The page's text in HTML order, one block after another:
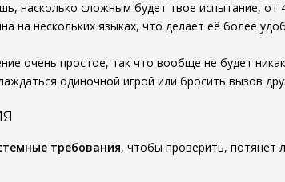
насколько сложным будет твое испытание, от
на нескольких языках, что делает её более
очень простое, так что вообще не будет
одиночной игрой или бросить вызов
требования, чтобы проверить, потянет